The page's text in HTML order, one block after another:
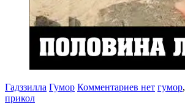
Гадззилла Гумор Комментариев нет гумор,
прикол